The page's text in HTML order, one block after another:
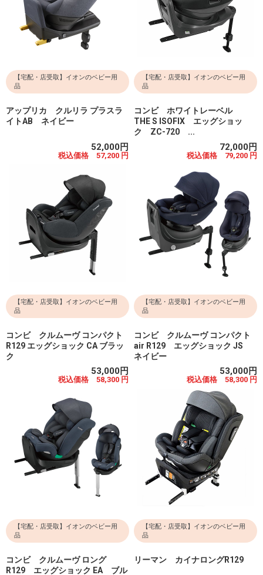
【宅配・店受取】イオンのベビー用
品
アップリカ クルリラ プラスラ
イトAB ネイビー
52,000円
税込価格 57,200 円
【宅配・店受取】イオンのベビー用
品
コンビ ホワイトレーベル
THE S ISOFIX エッグショッ
ク ZC-720 ...
72,000円
税込価格 79,200 円
【宅配・店受取】イオンのベビー用
品
コンビ クルムーヴ コンパクト
R129 エッグショック CA ブラッ
ク
53,000円
税込価格 58,300 円
【宅配・店受取】イオンのベビー用
品
コンビ クルムーヴ コンパクト
air R129 エッグショック JS
ネイビー
53,000円
税込価格 58,300 円
【宅配・店受取】イオンのベビー用
品
コンビ クルムーヴ ロング
R129 エッグショック EA ブル
【宅配・店受取】イオンのベビー用
品
リーマン カイナロングR129